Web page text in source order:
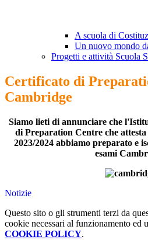
A scuola di
Un nuovo mondo
Progetti e attività Scuola
Certificato di
Cambridge
Siamo lieti di annunciare che
di Preparation Centre che attesta
2023/2024 abbiamo preparato e
esami
Notizie
Questo sito o gli strumenti terzi da
cookie necessari al funzionamento ed
COOKIE POLICY.